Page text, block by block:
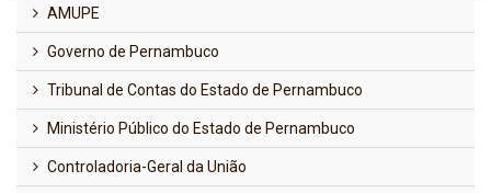
AMUPE
Governo de Pernambuco
Tribunal de Contas do Estado de Pernambuco
Ministério Público do Estado de Pernambuco
Controladoria-Geral da União